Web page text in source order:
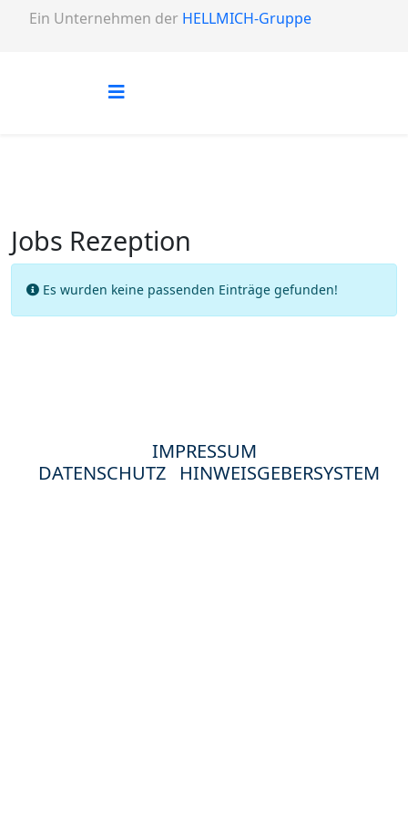
Ein Unternehmen der HELLMICH-Gruppe
Jobs Rezeption
Info
Es wurden keine passenden Einträge gefunden!
IMPRESSUM
DATENSCHUTZ HINWEISGEBERSYSTEM